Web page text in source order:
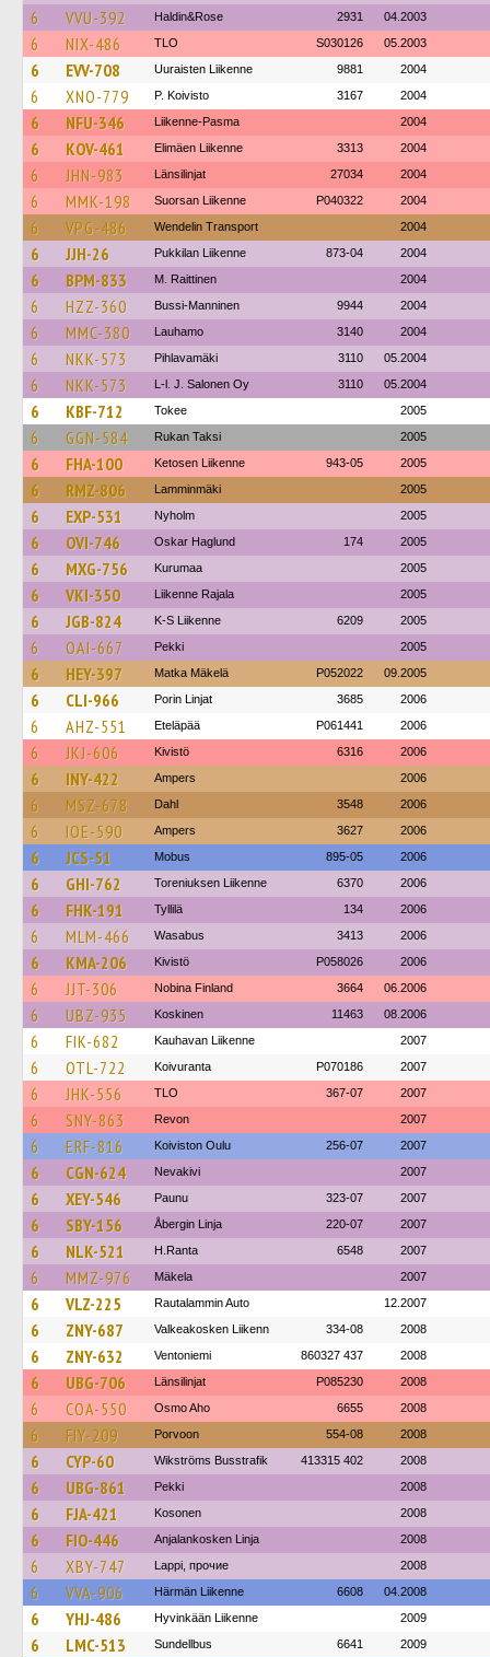
6
VVU-392 Haldin&Rose 2931 04.2003
6 NIX-486 TLO S030126 05.2003
6 EVV-708 Uuraisten Liikenne 9881 2004
6 XNO-779 P. Koivisto 3167 2004
6 NFU-346 Liikenne-Pasma 2004
6 KOV-461 Elimäen Liikenne 3313 2004
6 JHN-983 Länsilinjat 27034 2004
6 MMK-198 Suorsan Liikenne P040322 2004
6 VPG-486 Wendelin Transport 2004
6 JJH-26 Pukkilan Liikenne 873-04 2004
6 BPM-833 M. Raittinen 2004
6 HZZ-360 Bussi-Manninen 9944 2004
6 MMC-380 Lauhamo 3140 2004
6 NKK-573 Pihlavamäki 3110 05.2004
6 NKK-573 L-l. J. Salonen Oy 3110 05.2004
6 KBF-712 Tokee 2005
6 GGN-584 Rukan Taksi 2005
6 FHA-100 Ketosen Liikenne 943-05 2005
6 RMZ-806 Lamminmäki 2005
6 EXP-531 Nyholm 2005
6 OVI-746 Oskar Haglund 174 2005
6 MXG-756 Kurumaa 2005
6 VKI-350 Liikenne Rajala 2005
6 JGB-824 K-S Liikenne 6209 2005
6 OAI-667 Pekki 2005
6 HEY-397 Matka Mäkelä P052022 09.2005
6 CLI-966 Porin Linjat 3685 2006
6 AHZ-551 Eteläpää P061441 2006
6 JKJ-606 Kivistö 6316 2006
6 INY-422 Ampers 2006
6 MSZ-678 Dahl 3548 2006
6 IOE-590 Ampers 3627 2006
6 JCS-51 Mobus 895-05 2006
6 GHI-762 Toreniuksen Liikenne 6370 2006
6 FHK-191 Tyllilä 134 2006
6 MLM-466 Wasabus 3413 2006
6 KMA-206 Kivistö P058026 2006
6 JJT-306 Nobina Finland 3664 06.2006
6 UBZ-935 Koskinen 11463 08.2006
6 FIK-682 Kauhavan Liikenne 2007
6 OTL-722 Koivuranta P070186 2007
6 JHK-556 TLO 367-07 2007
6 SNY-863 Revon 2007
6 ERF-816 Koiviston Oulu 256-07 2007
6 CGN-624 Nevakivi 2007
6 XEY-546 Paunu 323-07 2007
6 SBY-156 Åbergin Linja 220-07 2007
6 NLK-521 H.Ranta 6548 2007
6 MMZ-976 Mäkela 2007
6 VLZ-225 Rautalammin Auto 12.2007
6 ZNY-687 Valkeakosken Liikenn 334-08 2008
6 ZNY-632 Ventoniemi 860327 437 2008
6 UBG-706 Länsilinjat P085230 2008
6 COA-550 Osmo Aho 6655 2008
6 FIY-209 Porvoon 554-08 2008
6 CYP-60 Wikströms Busstrafik 413315 402 2008
6 UBG-861 Pekki 2008
6 FJA-421 Kosonen 2008
6 FIO-446 Anjalankosken Linja 2008
6 XBY-747 Lappi, прочие 2008
6 VVA-906 Härmän Liikenne 6608 04.2008
6 YHJ-486 Hyvinkään Liikenne 2009
6 LMC-513 Sundellbus 6641 2009